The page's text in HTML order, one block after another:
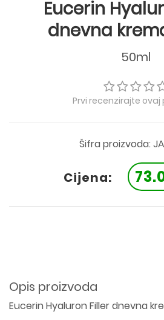
Eucerin
dnevna
50ml
Prvi recenzirajte ovaj
Šifra proizvoda:
Cijena:
Opis proizvoda
Eucerin Hyaluron Filler dnevna